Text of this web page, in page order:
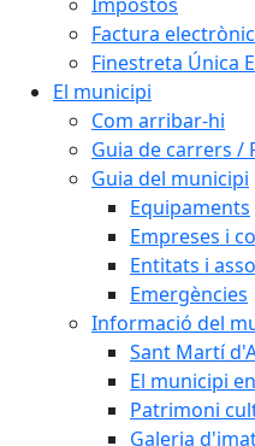
Factura
Finestreta Única
El municipi
Com arribar-hi
Guia de carrers /
Guia del municipi
Equipaments
Empreses i
Entitats i
Emergències
Informació del
Sant Martí
El municipi
Patrimoni
Galeria